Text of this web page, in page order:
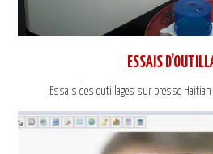
ESSAIS
Essais des outillages sur presse